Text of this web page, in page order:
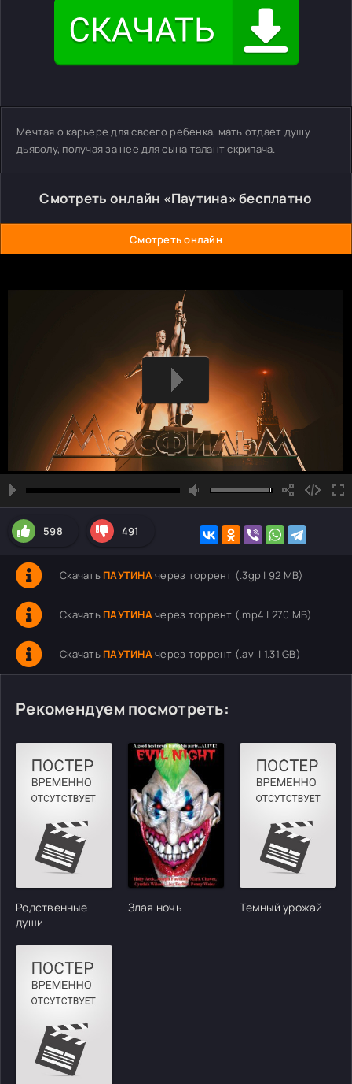
Мечтая о карьере для своего ребенка, мать отдает душу
дьяволу, получая за нее для сына талант скрипача.
Смотреть онлайн «Паутина» бесплатно
Смотреть онлайн
598 491
Скачать ПАУТИНАчерез торрент (.3gp | 92 MB)
Скачать ПАУТИНАчерез торрент (.mp4 | 270 MB)
Скачать ПАУТИНАчерез торрент (.avi | 1.31 GB)
Рекомендуем посмотреть:
Родственные
души
Злая ночь Темный урожай